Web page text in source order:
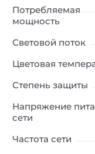
Потребляемая
мощность
Световой поток
Цветовая
Степень защиты
Напряжение
сети
Частота сети